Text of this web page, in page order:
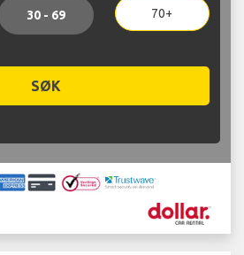
30 - 69 70+
SØK